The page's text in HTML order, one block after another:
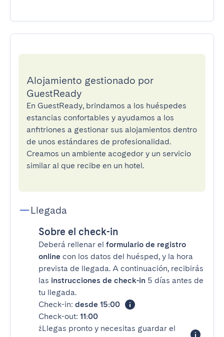
Alojamiento gestionado por
GuestReady
En GuestReady, brindamos a los huéspedes
estancias confortables y ayudamos a los
anfitriones a gestionar sus alojamientos dentro
de unos estándares de profesionalidad.
Creamos un ambiente acogedor y un servicio
similar al que recibe en un hotel.
Llegada
Sobre el check-in
Deberá rellenar el formulario de registro
online con los datos del huésped, y la hora
prevista de llegada. A continuación, recibirás
las instrucciones de check-in 5 días antes de
tu llegada.
Check-in: desde 15:00
Check-out: 11:00
¿Llegas pronto y necesitas guardar el